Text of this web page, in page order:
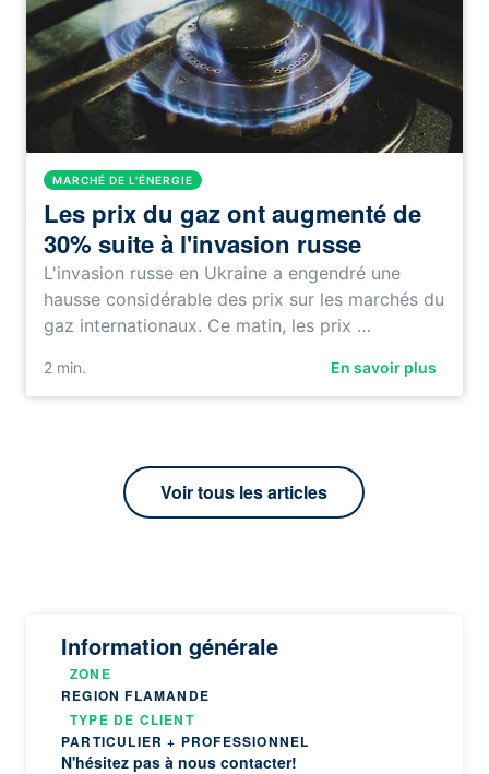
MARCHÉ DE L'ÉNERGIE
Les prix du gaz ont augmenté de
30% suite à l'invasion russe
L'invasion russe en Ukraine a engendré une
hausse considérable des prix sur les marchés du
gaz internationaux. Ce matin, les prix …
2 min. En savoir plus
Voir tous les articles
Information générale
ZONE
REGION FLAMANDE
TYPE DE CLIENT
PARTICULIER + PROFESSIONNEL
N'hésitez pas à nous contacter!